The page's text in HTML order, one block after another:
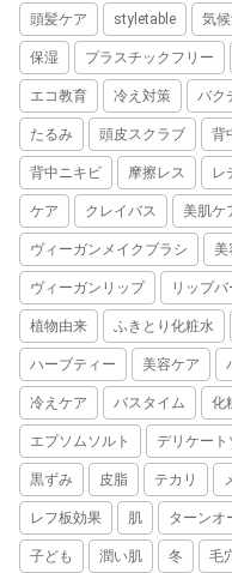
頭髪ケア styletable 気
保湿 プラスチックフリー
エコ教育 冷え対策 バク
たるみ 頭皮スクラブ 背
背中ニキビ 摩擦レス レ
ケア クレイバス 美肌ケ
ヴィーガンメイクブラシ 美
ヴィーガンリップ リップバ
植物由来 ふきとり化粧水
ハーブティー 美容ケア
冷えケア バスタイム 化
エプソムソルト デリケート
黒ずみ 皮脂 テカリ
レフ板効果 肌 ターンオ
子ども 潤い肌 冬 毛